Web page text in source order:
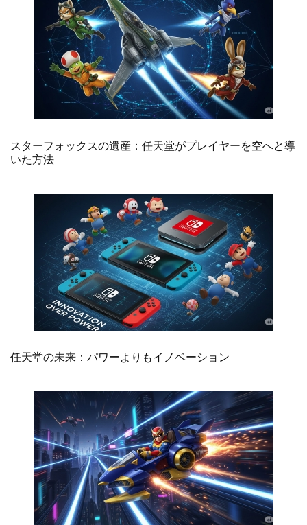
スターフォックスの遺産：任天堂がプレイヤーを空へと導
いた方法
任天堂の未来：パワーよりもイノベーション